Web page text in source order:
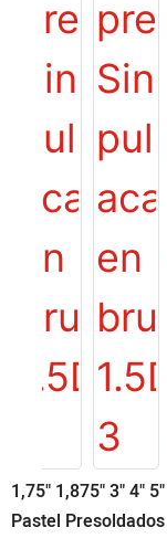
1,75" 1,875" 3" 4"
Pastel